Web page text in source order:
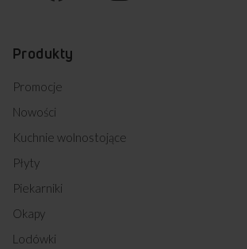
Produkty
Promocje
Nowości
Kuchnie wolnostojące
Płyty
Piekarniki
Okapy
Lodówki